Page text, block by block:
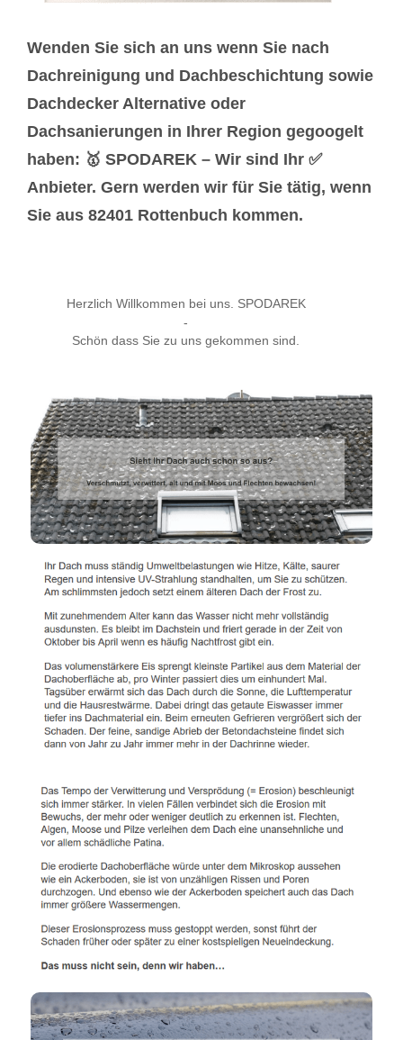
Wenden Sie sich an uns wenn Sie nach
Dachreinigung und Dachbeschichtung sowie
Dachdecker Alternative oder
Dachsanierungen in Ihrer Region gegoogelt
haben: 🥇 SPODAREK – Wir sind Ihr ✅
Anbieter. Gern werden wir für Sie tätig, wenn
Sie aus 82401 Rottenbuch kommen.
Herzlich Willkommen bei uns. SPODAREK
-
Schön dass Sie zu uns gekommen sind.